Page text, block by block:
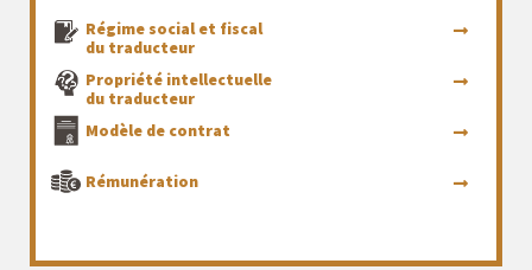
Régime social et fiscal
du traducteur
Propriété intellectuelle
du traducteur
Modèle de contrat
Rémunération